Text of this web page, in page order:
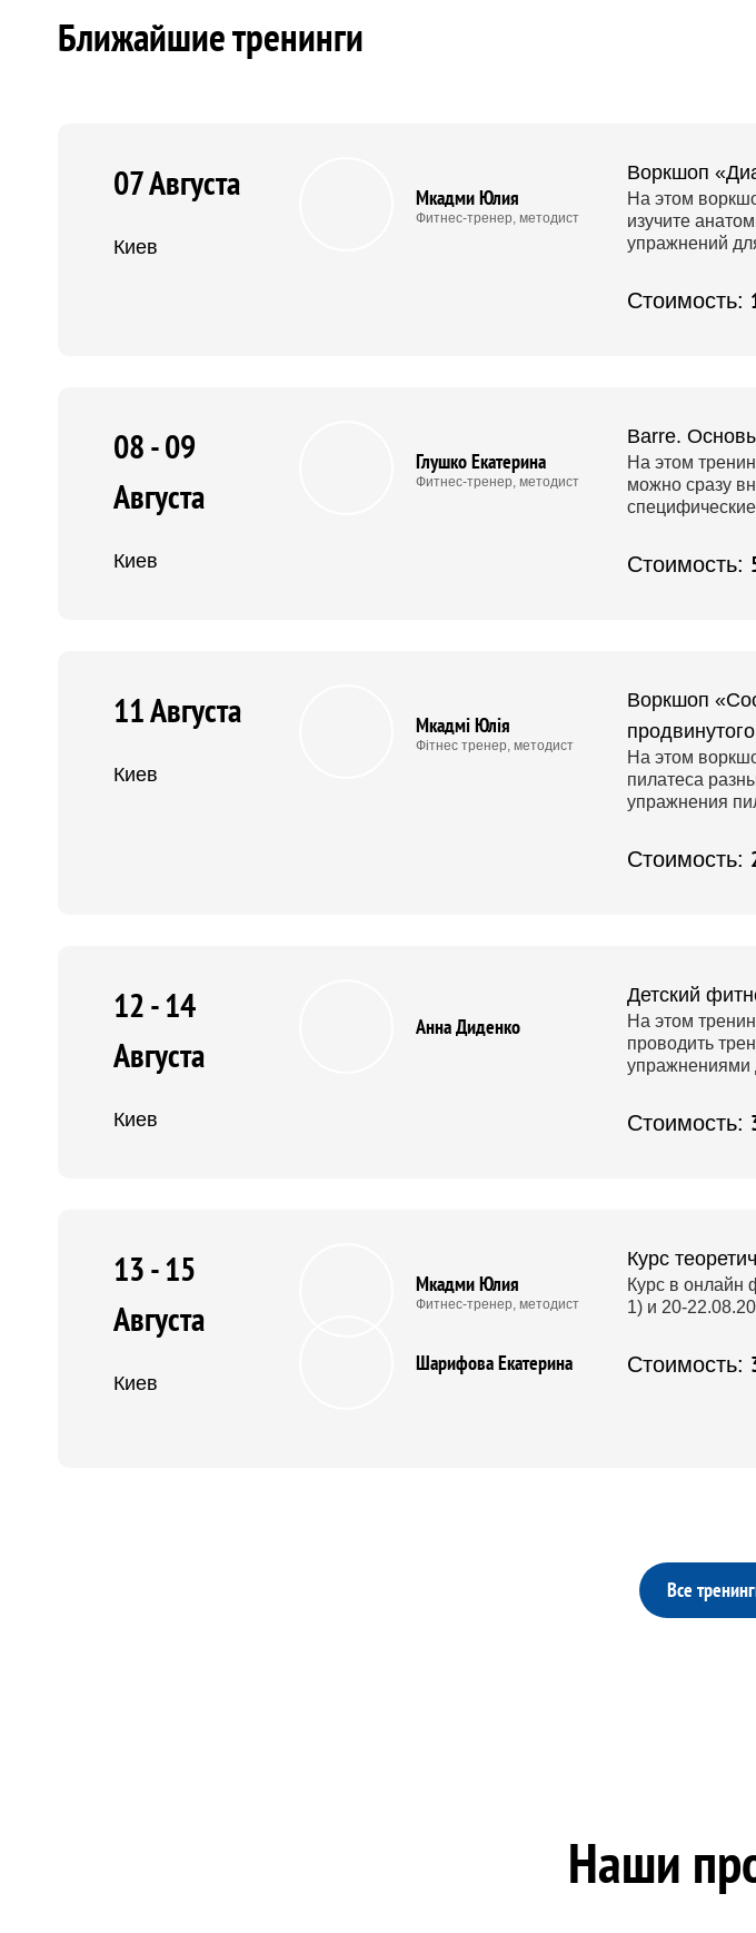
Ближайшие тренинги
07 Августа
Киев
Мкадми Юлия
Фитнес-тренер, методист
Воркшоп
На этом
изучите
упражнений
Стоимость:
08 - 09
Августа
Киев
Глушко Екатерина
Фитнес-тренер, методист
Barre.
На этом
можно сразу
Стоимость:
11 Августа
Киев
Мкадмі Юлія
Фітнес тренер, методист
Воркшоп
На этом
пилатеса
упражнения
Стоимость:
12 - 14
Августа
Киев
Анна Диденко
Детский
На этом
проводить
упражнениями
Стоимость:
13 - 15
Августа
Киев
Мкадми Юлия
Фитнес-тренер, методист
Шарифова Екатерина
Курс
Курс в онлайн
1) и 20-
Стоимость:
Все
Наши